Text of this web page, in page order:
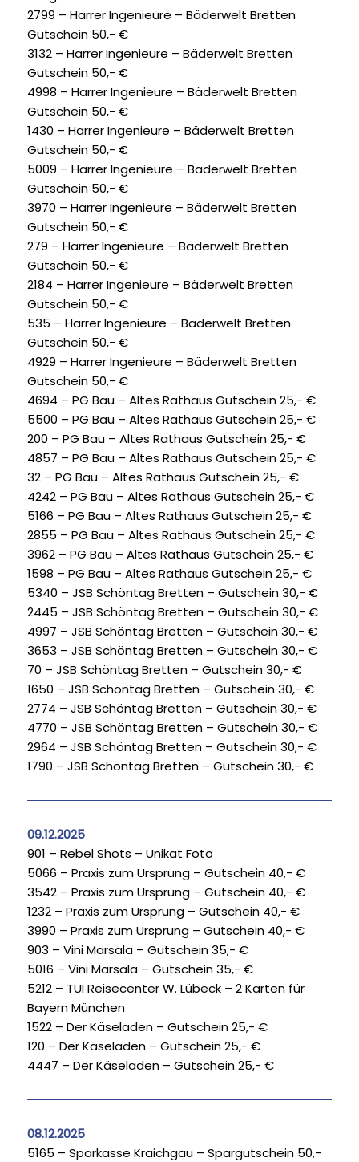
2799 – Harrer Ingenieure – Bäderwelt Bretten
Gutschein 50,- €
3132 – Harrer Ingenieure – Bäderwelt Bretten
Gutschein 50,- €
4998 – Harrer Ingenieure – Bäderwelt Bretten
Gutschein 50,- €
1430 – Harrer Ingenieure – Bäderwelt Bretten
Gutschein 50,- €
5009 – Harrer Ingenieure – Bäderwelt Bretten
Gutschein 50,- €
3970 – Harrer Ingenieure – Bäderwelt Bretten
Gutschein 50,- €
279 – Harrer Ingenieure – Bäderwelt Bretten
Gutschein 50,- €
2184 – Harrer Ingenieure – Bäderwelt Bretten
Gutschein 50,- €
535 – Harrer Ingenieure – Bäderwelt Bretten
Gutschein 50,- €
4929 – Harrer Ingenieure – Bäderwelt Bretten
Gutschein 50,- €
4694 – PG Bau – Altes Rathaus Gutschein 25,- €
5500 – PG Bau – Altes Rathaus Gutschein 25,- €
200 – PG Bau – Altes Rathaus Gutschein 25,- €
4857 – PG Bau – Altes Rathaus Gutschein 25,- €
32 – PG Bau – Altes Rathaus Gutschein 25,- €
4242 – PG Bau – Altes Rathaus Gutschein 25,- €
5166 – PG Bau – Altes Rathaus Gutschein 25,- €
2855 – PG Bau – Altes Rathaus Gutschein 25,- €
3962 – PG Bau – Altes Rathaus Gutschein 25,- €
1598 – PG Bau – Altes Rathaus Gutschein 25,- €
5340 – JSB Schöntag Bretten – Gutschein 30,- €
2445 – JSB Schöntag Bretten – Gutschein 30,- €
4997 – JSB Schöntag Bretten – Gutschein 30,- €
3653 – JSB Schöntag Bretten – Gutschein 30,- €
70 – JSB Schöntag Bretten – Gutschein 30,- €
1650 – JSB Schöntag Bretten – Gutschein 30,- €
2774 – JSB Schöntag Bretten – Gutschein 30,- €
4770 – JSB Schöntag Bretten – Gutschein 30,- €
2964 – JSB Schöntag Bretten – Gutschein 30,- €
1790 – JSB Schöntag Bretten – Gutschein 30,- €
09.12.2025
901 – Rebel Shots – Unikat Foto
5066 – Praxis zum Ursprung – Gutschein 40,- €
3542 – Praxis zum Ursprung – Gutschein 40,- €
1232 – Praxis zum Ursprung – Gutschein 40,- €
3990 – Praxis zum Ursprung – Gutschein 40,- €
903 – Vini Marsala – Gutschein 35,- €
5016 – Vini Marsala – Gutschein 35,- €
5212 – TUI Reisecenter W. Lübeck – 2 Karten für
Bayern München
1522 – Der Käseladen – Gutschein 25,- €
120 – Der Käseladen – Gutschein 25,- €
4447 – Der Käseladen – Gutschein 25,- €
08.12.2025
5165 – Sparkasse Kraichgau – Spargutschein 50,-